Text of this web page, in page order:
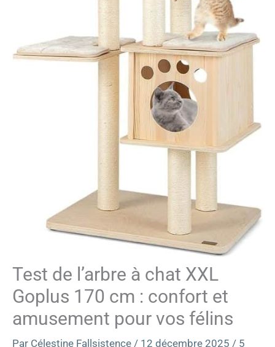
Test de l’arbre à chat XXL
Goplus 170 cm : confort et
amusement pour vos félins
Par Célestine Fallsistence / 12 décembre 2025 / 5